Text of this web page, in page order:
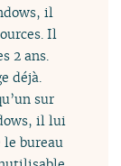
il
Il
2 ans.
déjà.
sur
il lui
bureau